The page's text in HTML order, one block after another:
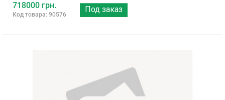
718000 грн.
Код товара: 90576
Под заказ